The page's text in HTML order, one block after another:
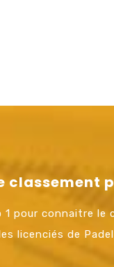
classement
1 pour connaitre le
licenciés de